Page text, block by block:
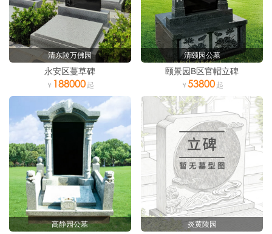
清东陵万佛园
永安区蔓草碑
188000
清颐园公墓
颐景园B区官帽立碑
53800
高静园公墓 炎黄陵园